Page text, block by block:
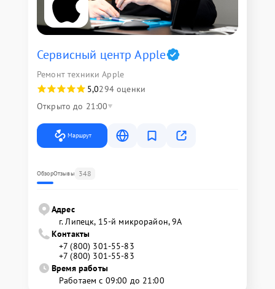
Сервисный центр Apple
Ремонт техники Apple
5,0294 оценки
Открыто до 21:00
Маршрут
ОбзорОтзывы 348
Адрес
г. Липецк, 15-й микрорайон, 9А
Контакты
+7 (800) 301-55-83
+7 (800) 301-55-83
Время работы
Работаем с 09:00 до 21:00